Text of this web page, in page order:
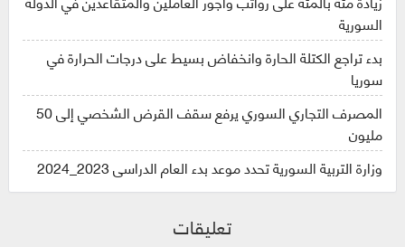
السورية
بدء تراجع الكتلة الحارة وانخفاض بسيط على درجات الحرارة في
سوريا
المصرف التجاري السوري يرفع سقف القرض الشخصي إلى 50
مليون
وزارة التربية السورية تحدد موعد بدء العام الدراسي 2023_2024
تعليقات